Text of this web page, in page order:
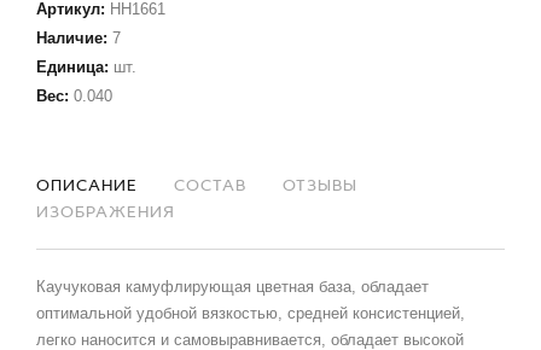
Артикул: НН1661
Наличие: 7
Единица: шт.
Вес: 0.040
ОПИСАНИЕ СОСТАВ
ОТЗЫВЫ
ИЗОБРАЖЕНИЯ
Каучуковая камуфлирующая цветная база, обладает
оптимальной удобной вязкостью, средней консистенцией,
легко наносится и самовыравнивается, обладает высокой